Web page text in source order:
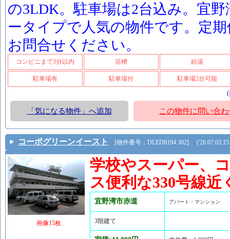
の3LDK。駐車場は2台込み。宜
ータイプで人気の物件です。定
お問合せください。
コンビニまで3分以内 浴槽 給湯
駐車場有 駐車場付
駐車場2台可能
(
「気になる物件」へ追加 この物件に問い合わ
コーポグリーンイースト [物件番号：DLED8194 302]
画像15枚
学校やスーパー、
ス便利な330号線近
宜野湾市赤道 アパート・マンション
3階建て